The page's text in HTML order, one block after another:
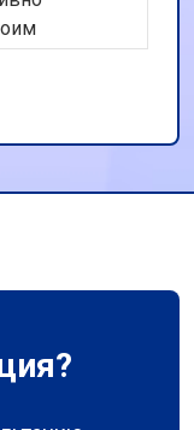
что для
за вашу
своим